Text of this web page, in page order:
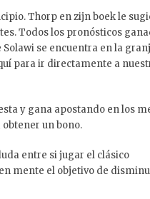
Thorp en zijn boek le
Todos los pronósticos
se encuentra en la
para ir directamente a
y gana apostando en los
un bono.
entre si jugar el clásico
mente el objetivo de